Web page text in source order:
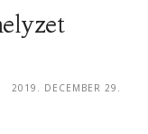
2019. DECEMBER 29.